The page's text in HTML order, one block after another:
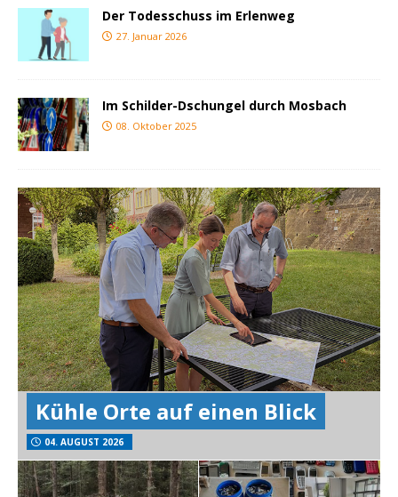
Der Todesschuss im Erlenweg
27. Januar 2026
Im Schilder-Dschungel durch Mosbach
08. Oktober 2025
Kühle Orte auf einen Blick
04. AUGUST 2026